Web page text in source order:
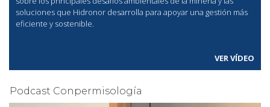
soluciones que Hidronor desarrolla para apoyar una gestión más
eficiente y sostenible.
VER VÍDEO
Podcast Conpermisología